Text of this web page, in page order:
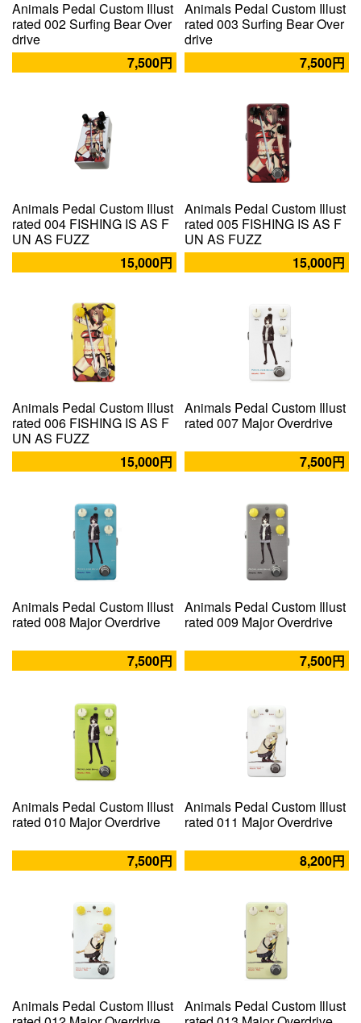
Animals Pedal Custom Illust
rated 002 Surfing Bear Over
drive
7,500円
Animals Pedal Custom Illust
rated 003 Surfing Bear Over
drive
7,500円
Animals Pedal Custom Illust
rated 004 FISHING IS AS F
UN AS FUZZ
15,000円
Animals Pedal Custom Illust
rated 005 FISHING IS AS F
UN AS FUZZ
15,000円
Animals Pedal Custom Illust
rated 006 FISHING IS AS F
UN AS FUZZ
15,000円
Animals Pedal Custom Illust
rated 007 Major Overdrive
7,500円
Animals Pedal Custom Illust
rated 008 Major Overdrive
7,500円
Animals Pedal Custom Illust
rated 009 Major Overdrive
7,500円
Animals Pedal Custom Illust
rated 010 Major Overdrive
7,500円
Animals Pedal Custom Illust
rated 011 Major Overdrive
8,200円
Animals Pedal Custom Illust
Animals Pedal Custom Illust